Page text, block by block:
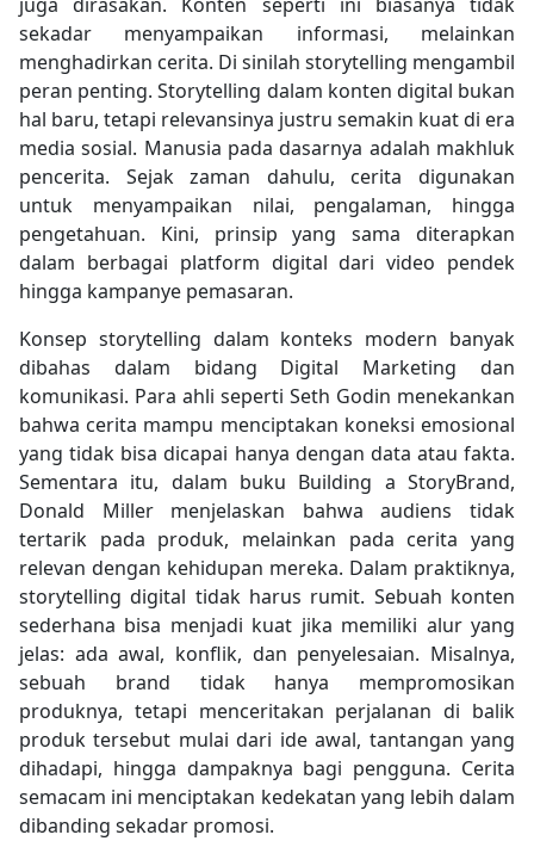
juga dirasakan. Konten seperti ini biasanya tidak
sekadar menyampaikan informasi, melainkan
menghadirkan cerita. Di sinilah storytelling mengambil
peran penting. Storytelling dalam konten digital bukan
hal baru, tetapi relevansinya justru semakin kuat di era
media sosial. Manusia pada dasarnya adalah makhluk
pencerita. Sejak zaman dahulu, cerita digunakan
untuk menyampaikan nilai, pengalaman, hingga
pengetahuan. Kini, prinsip yang sama diterapkan
dalam berbagai platform digital dari video pendek
hingga kampanye pemasaran.
Konsep storytelling dalam konteks modern banyak
dibahas dalam bidang Digital Marketing dan
komunikasi. Para ahli seperti Seth Godin menekankan
bahwa cerita mampu menciptakan koneksi emosional
yang tidak bisa dicapai hanya dengan data atau fakta.
Sementara itu, dalam buku Building a StoryBrand,
Donald Miller menjelaskan bahwa audiens tidak
tertarik pada produk, melainkan pada cerita yang
relevan dengan kehidupan mereka. Dalam praktiknya,
storytelling digital tidak harus rumit. Sebuah konten
sederhana bisa menjadi kuat jika memiliki alur yang
jelas: ada awal, konflik, dan penyelesaian. Misalnya,
sebuah brand tidak hanya mempromosikan
produknya, tetapi menceritakan perjalanan di balik
produk tersebut mulai dari ide awal, tantangan yang
dihadapi, hingga dampaknya bagi pengguna. Cerita
semacam ini menciptakan kedekatan yang lebih dalam
dibanding sekadar promosi.